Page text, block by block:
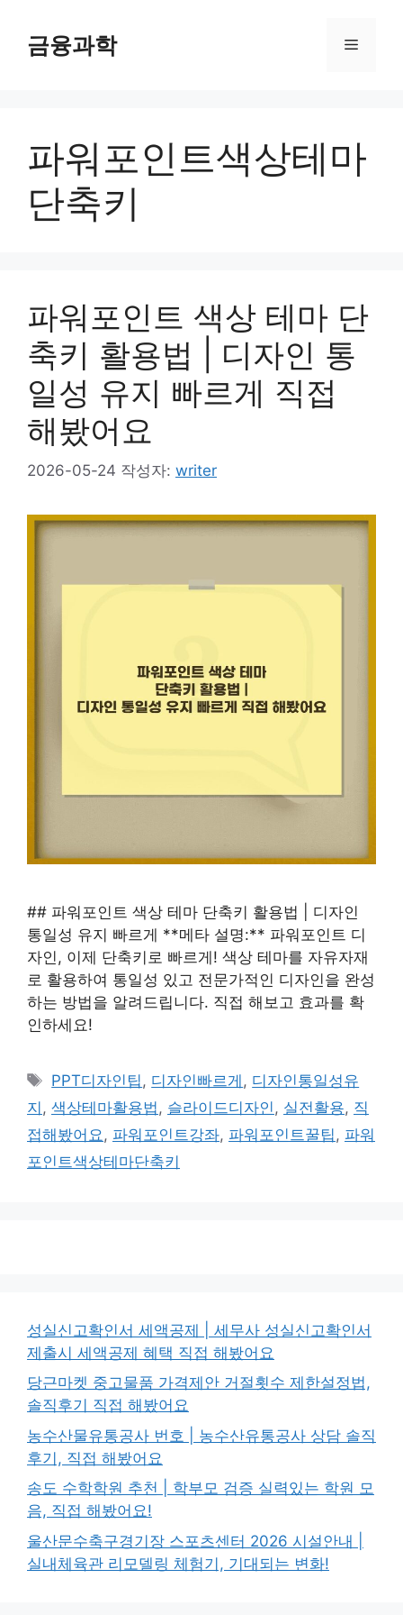
금융과학 메
파워포인트색상테마
단축키
파워포인트 색상 테마 단
축키 활용법 | 디자인 통
일성 유지 빠르게 직접
해봤어요
2026-05-24 작성자: writer
## 파워포인트 색상 테마 단축키 활용법 | 디자인
통일성 유지 빠르게 **메타 설명:** 파워포인트 디
자인, 이제 단축키로 빠르게! 색상 테마를 자유자재
로 활용하여 통일성 있고 전문가적인 디자인을 완성
하는 방법을 알려드립니다. 직접 해보고 효과를 확
인하세요!
태
그
PPT디자인팁 , 디자인빠르게 , 디자인통일성유
지 , 색상테마활용법 , 슬라이드디자인 , 실전활용, 직
접해봤어요 , 파워포인트강좌, 파워포인트꿀팁 , 파워
포인트색상테마단축키
성실신고확인서 세액공제 | 세무사 성실신고확인서
제출시 세액공제 혜택 직접 해봤어요
당근마켓 중고물품 가격제안 거절횟수 제한설정법,
솔직후기 직접 해봤어요
농수산물유통공사 번호 | 농수산유통공사 상담 솔직
후기, 직접 해봤어요
송도 수학학원 추천 | 학부모 검증 실력있는 학원 모
음, 직접 해봤어요!
울산문수축구경기장 스포츠센터 2026 시설안내 |
실내체육관 리모델링 체험기, 기대되는 변화!